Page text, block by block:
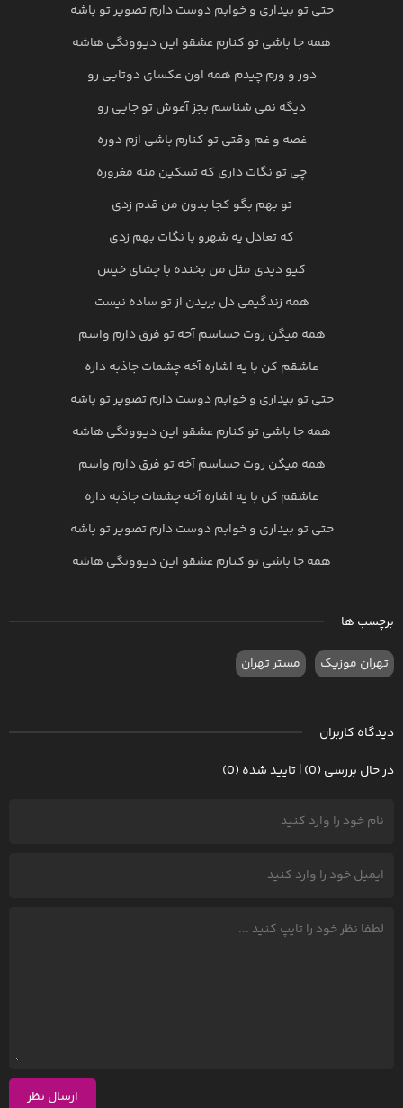
حتی تو بیداری و خوابم دوست دارم تصویر تو باشه
همه جا باشی تو کنارم عشقو این دیوونگی هاشه
دور و ورم چیدم همه اون عکسای دوتایی رو
دیگه نمی شناسم بجز آغوش تو جایی رو
غصه و غم وقتی تو کنارم باشی ازم دوره
چی تو نگات داری که تسکین منه مغروره
تو بهم بگو کجا بدون من قدم زدی
که تعادل یه شهرو با نگات بهم زدی
کیو دیدی مثل من بخنده با چشای خیس
همه زندگیمی دل بریدن از تو ساده نیست
همه میگن روت حساسم آخه تو فرق دارم واسم
عاشقم کن با یه اشاره آخه چشمات جاذبه داره
حتی تو بیداری و خوابم دوست دارم تصویر تو باشه
همه جا باشی تو کنارم عشقو این دیوونگی هاشه
همه میگن روت حساسم آخه تو فرق دارم واسم
عاشقم کن با یه اشاره آخه چشمات جاذبه داره
حتی تو بیداری و خوابم دوست دارم تصویر تو باشه
همه جا باشی تو کنارم عشقو این دیوونگی هاشه
برچسب ها
تهران موزیک مستر تهران
دیدگاه کاربران
در حال بررسی (0) | تایید شده (0)
ارسال نظر